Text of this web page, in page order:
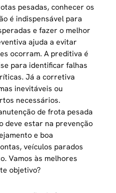
pesadas, conhecer os
é indispensável para
e fazer o melhor
ajuda a evitar
ocorram. A preditiva é
para identificar falhas
Já a corretiva
inevitáveis ou
necessários.
de frota pesada
deve estar na prevenção
e boa
veículos parados
Vamos às melhores
objetivo?